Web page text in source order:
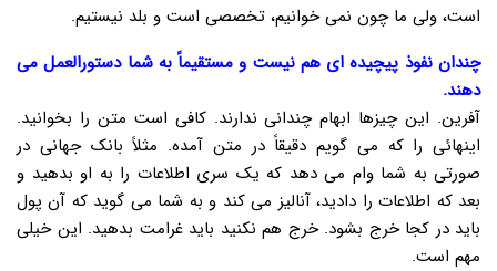
است، ولی ما چون نمی خوانیم، تخصصی است و بلد نیستیم.
چندان نفوذ پیچیده ای هم نیست و مستقیماً به شما دستورالعمل می
دهند.
آفرین. این چیزها ابهام چندانی ندارند. کافی است متن را بخوانید.
اینهائی را که می گویم دقیقاً در متن آمده. مثلاً بانک جهانی در
صورتی به شما وام می دهد که یک سری اطلاعات را به او بدهید و
بعد که اطلاعات را دادید، آنالیز می کند و به شما می گوید که آن پول
باید در کجا خرج بشود. خرج هم نکنید باید غرامت بدهید. این خیلی
مهم است.